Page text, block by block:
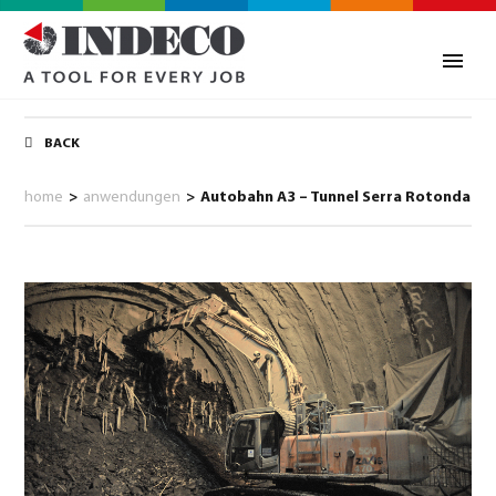
BACK
home > anwendungen > Autobahn A3 – Tunnel Serra Rotonda